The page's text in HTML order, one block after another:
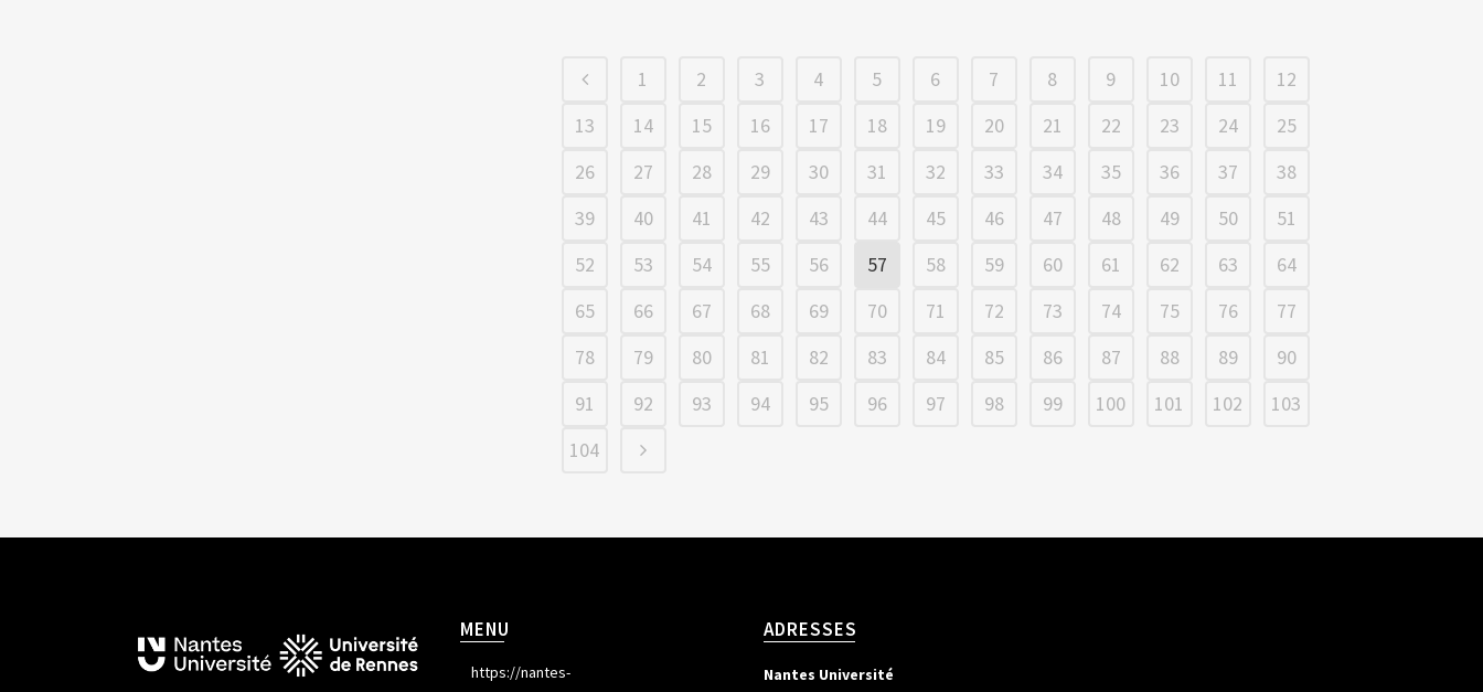
1 2 3 4 5 6 7 8 9 10 11
12
13
14 15 16 17 18 19 20 21 22 23 24
25
26
27 28 29 30 31 32 33 34 35 36 37
38
39
40 41 42 43 44 45 46 47 48 49 50
51
52
53 54 55 56 57 58 59 60 61 62 63
64
65
66 67 68 69 70 71 72 73 74 75 76
77
78
79 80 81 82 83 84 85 86 87 88 89
90
91
92 93 94 95 96 97 98 99 100 101 102
103
104
MENU
https://nantes-
ADRESSES
Nantes Université